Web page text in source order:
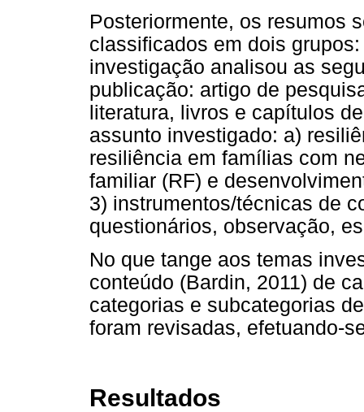
Posteriormente, os resumos
classificados em dois
investigação analisou as
publicação: artigo de
literatura, livros e capítulos
assunto investigado: a)
resiliência em famílias com
familiar (RF) e
3) instrumentos/técnicas de
questionários, observação,
No que tange aos temas
conteúdo (Bardin, 2011) de
categorias e subcategorias
foram revisadas, efetuando-
Resultados